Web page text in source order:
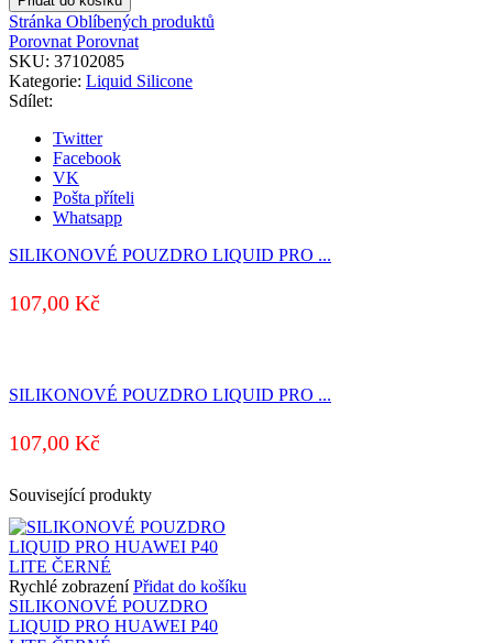
Stránka Oblíbených produktů
Porovnat Porovnat
SKU: 37102085
Kategorie: Liquid Silicone
Sdílet:
Twitter
Facebook
VK
Pošta příteli
Whatsapp
SILIKONOVÉ POUZDRO LIQUID PRO ...
107,00 Kč
SILIKONOVÉ POUZDRO LIQUID PRO ...
107,00 Kč
Související produkty
Rychlé zobrazení Přidat do košíku
SILIKONOVÉ POUZDRO
LIQUID PRO HUAWEI P40